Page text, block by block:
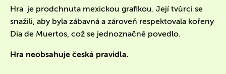
Hra je prodchnuta mexickou grafikou. Její tvůrci se
snažili, aby byla zábavná a zároveň respektovala kořeny
Dia de Muertos, což se jednoznačně povedlo.
Hra neobsahuje česká pravidla.